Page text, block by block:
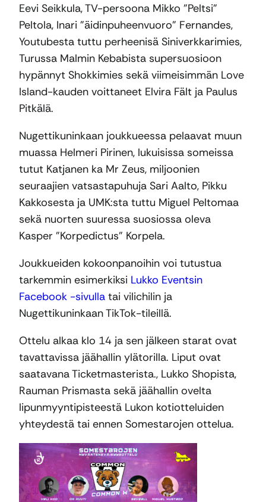
Eevi Seikkula, TV-persoona Mikko ”Peltsi”
Peltola, Inari ”äidinpuheenvuoro” Fernandes,
Youtubesta tuttu perheenisä Siniverkkarimies,
Turussa Malmin Kebabista supersuosioon
hypännyt Shokkimies sekä viimeisimmän Love
Island-kauden voittaneet Elvira Fält ja Paulus
Pitkälä.
Nugettikuninkaan joukkueessa pelaavat muun
muassa Helmeri Pirinen, lukuisissa someissa
tutut Katjanen ka Mr Zeus, miljoonien
seuraajien vatsastapuhuja Sari Aalto, Pikku
Kakkosesta ja UMK:sta tuttu Miguel Peltomaa
sekä nuorten suuressa suosiossa oleva
Kasper ”Korpedictus” Korpela.
Joukkueiden kokoonpanoihin voi tutustua
tarkemmin esimerkiksi Lukko Eventsin
Facebook -sivulla tai vilichilin ja
Nugettikuninkaan TikTok-tileillä.
Ottelu alkaa klo 14 ja sen jälkeen starat ovat
tavattavissa jäähallin ylätorilla. Liput ovat
saatavana Ticketmasterista., Lukko Shopista,
Rauman Prismasta sekä jäähallin ovelta
lipunmyyntipisteestä Lukon kotiotteluiden
yhteydestä tai ennen Somestarojen ottelua.